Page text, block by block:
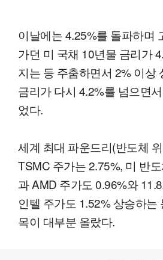
이날에는 4.25%를 돌파하며
가던 미 국채 10년물 금리가
지는 등 주춤하면서 2% 이상
금리가 다시 4.2%를 넘으면
었다.
세계 최대 파운드리(반도체
TSMC 주가는 2.75%, 미 반
과 AMD 주가도 0.96%와
인텔 주가도 1.52% 상승하는
목이 대부분 올랐다.